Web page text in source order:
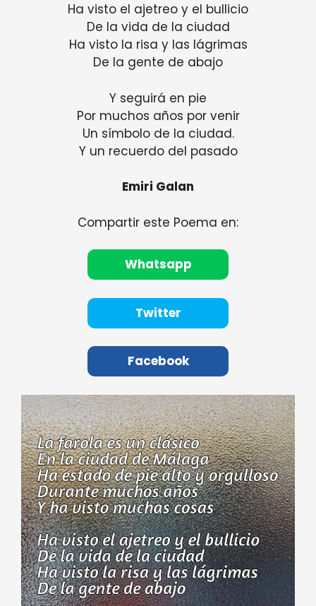
Ha visto el ajetreo y el bullicio
De la vida de la ciudad
Ha visto la risa y las lágrimas
De la gente de abajo
Y seguirá en pie
Por muchos años por venir
Un símbolo de la ciudad.
Y un recuerdo del pasado
Emiri Galan
Compartir este Poema en:
Whatsapp
Twitter
Facebook